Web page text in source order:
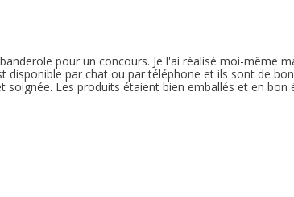
pour un concours. Je l'ai réalisé moi-même
disponible par chat ou par téléphone et ils sont de
soignée. Les produits étaient bien emballés et en bon
réactif et m'a proposé une solution très satisfaisante.